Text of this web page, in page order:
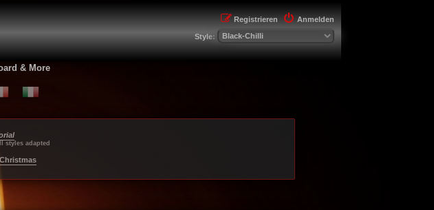
Anmelden
Registrieren
Style:
& More
styles adapted